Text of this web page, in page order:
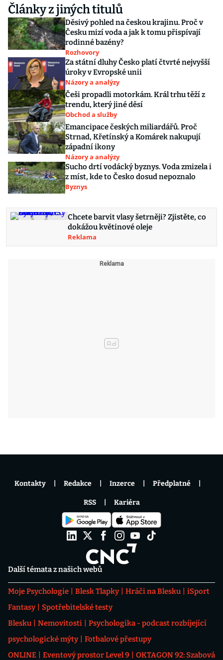
Články z jiných titulů
Děsivý pohled na českou krajinu. Proč v
Česku mizí voda a jak k tomu přispívají
rodinné bazény?
Rozhovory
Za státní dluhy Česko platí čtvrté nejvyšší
úroky v Evropské unii
Názory a analýzy
Češi propadli motorkám. Král trhu těží z
trendu, který jiné děsí
Obchod a služby
Emancipace českých miliardářů. Proč
Strnad, Křetínský a Komárek nakupují
západní ikony
Názory a analýzy
Sucho drtí vodácký byznys. Voda zmizela i
z míst, kde to Česko dosud nepoznalo
Byznys
Chcete barvit vlasy šetrněji? Zjistěte, co
dokážou květinové oleje
Reklama
Další témata z našich webů
Moje Psychologie Blesk Tlapky Hráči na Blesku
iSport
Fantasy
Spotřebitelské testy
Blesku
Nemovitosti
Psychologika - podcast rozbíjející
psychologické mýty
Fotbalové přestupy
ONLINE
Eventový prostor Level 9
OKTAGON 92: Szabová
Kontakty Redakce Inzerce Předplatné
RSS Kariéra